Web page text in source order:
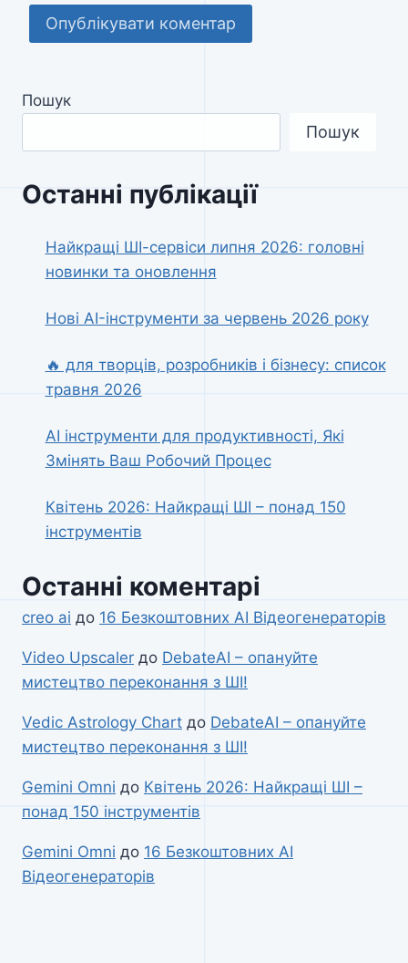
Пошук
Пошук
Останні публікації
Найкращі ШІ-сервіси липня 2026: головні
новинки та оновлення
Нові AI-інструменти за червень 2026 року
🔥 для творців, розробників і бізнесу: список
травня 2026
AI інструменти для продуктивності, Які
Змінять Ваш Робочий Процес
Квітень 2026: Найкращі ШІ – понад 150
інструментів
Останні коментарі
creo ai до 16 Безкоштовних AI Відеогенераторів
Video Upscaler до DebateAI – опануйте
мистецтво переконання з ШІ!
Vedic Astrology Chart до DebateAI – опануйте
мистецтво переконання з ШІ!
Gemini Omni до Квітень 2026: Найкращі ШІ –
понад 150 інструментів
Gemini Omni до 16 Безкоштовних AI
Відеогенераторів